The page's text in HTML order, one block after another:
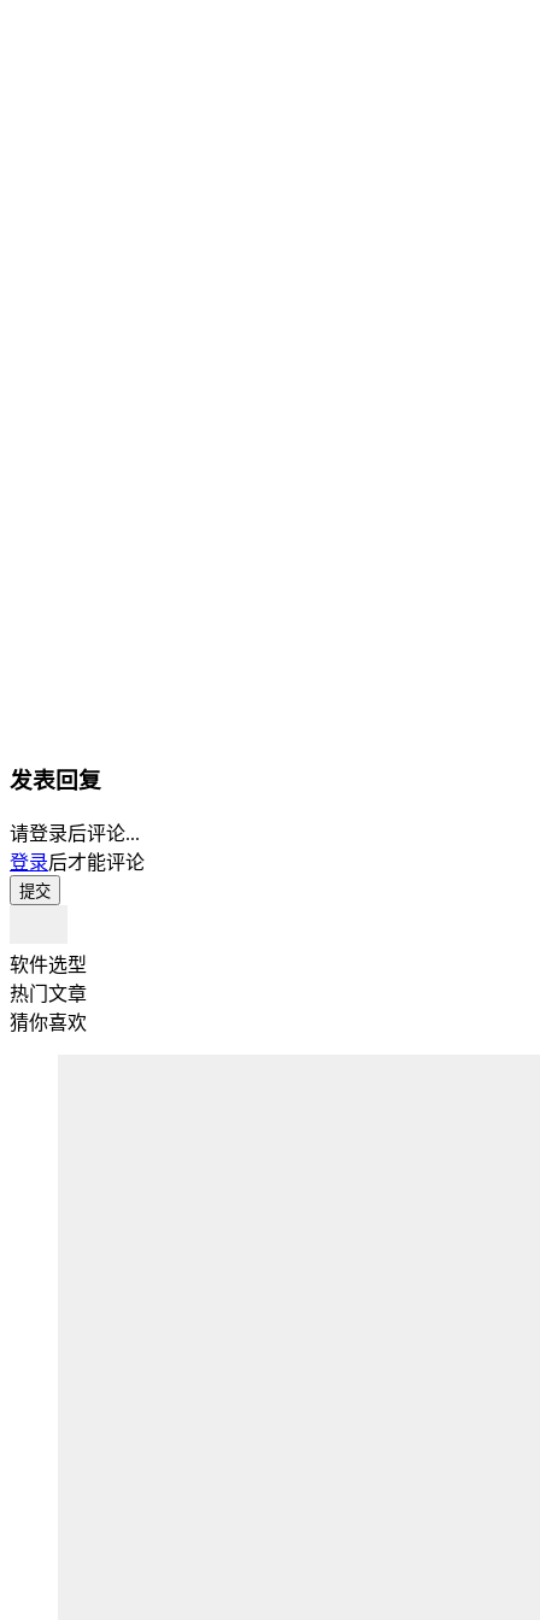
发表回复
请登录后评论...
登录后才能评论
提交
软件选型
热门文章
猜你喜欢